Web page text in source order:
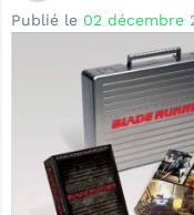
Publié le 02 décembre